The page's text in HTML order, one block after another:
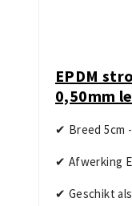
EPDM
0,50mm
✔ Breed 5cm
✔ Afwerking
✔ Geschikt